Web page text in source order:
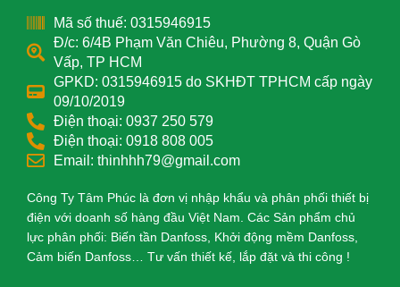
Mã số thuế: 0315946915
Đ/c: 6/4B Phạm Văn Chiêu, Phường 8, Quận Gò
Vấp, TP HCM
GPKD: 0315946915 do SKHĐT TPHCM cấp ngày
09/10/2019
Điện thoại: 0937 250 579
Điện thoại: 0918 808 005
Email: thinhhh79@gmail.com
Công Ty Tâm Phúc là đơn vị nhập khẩu và phân phối thiết bị
điện với doanh số hàng đầu Việt Nam. Các Sản phẩm chủ
lực phân phối: Biến tần Danfoss, Khởi động mềm Danfoss,
Cảm biến Danfoss… Tư vấn thiết kế, lắp đặt và thi công !